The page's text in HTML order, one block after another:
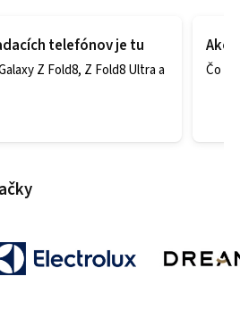
telefónov je tu
Z Fold8, Z Fold8 Ultra a
Ako
Čo